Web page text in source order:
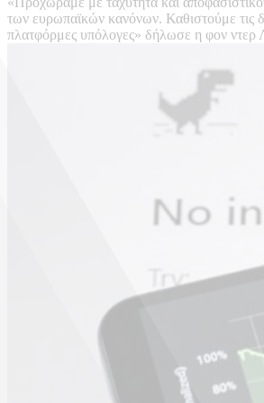
των ευρωπαϊκών κανόνων. Καθιστούμε τις
πλατφόρμες υπόλογες» δήλωσε η φον